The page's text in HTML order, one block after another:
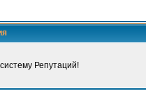
Репутаций!